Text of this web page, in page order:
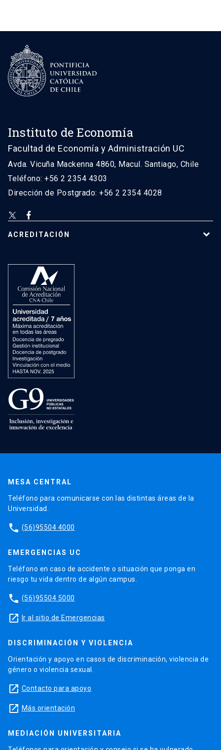
Instituto de Economía
Facultad de Economía y Administración UC
Avda. Vicuña Mackenna 4860, Macul. Santiago, Chile
Teléfono: +56 2 2354 4303
Dirección de Postgrado: +56 2 2354 4028
ACREDITACIÓN
MESA CENTRAL
Teléfono para comunicarse con las distintas áreas de la
Universidad.
phone (56)95504 4000
EMERGENCIAS UC
Teléfono en caso de accidente o situación que ponga en
riesgo tu vida dentro de algún campus.
phone (56)95504 5000
launch Ir al sitio de Emergencias
DISCRIMINACIÓN Y VIOLENCIA
Orientación y apoyo en casos de discriminación, violencia de
género o violencia sexual.
launch Contacto para apoyo
launch Más orientación
MEDIACIÓN UNIVERSITARIA